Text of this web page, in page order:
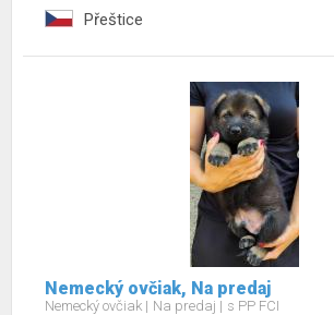
Přeštice
Nemecký ovčiak, Na predaj
Nemecký ovčiak Na predaj s PP FCI